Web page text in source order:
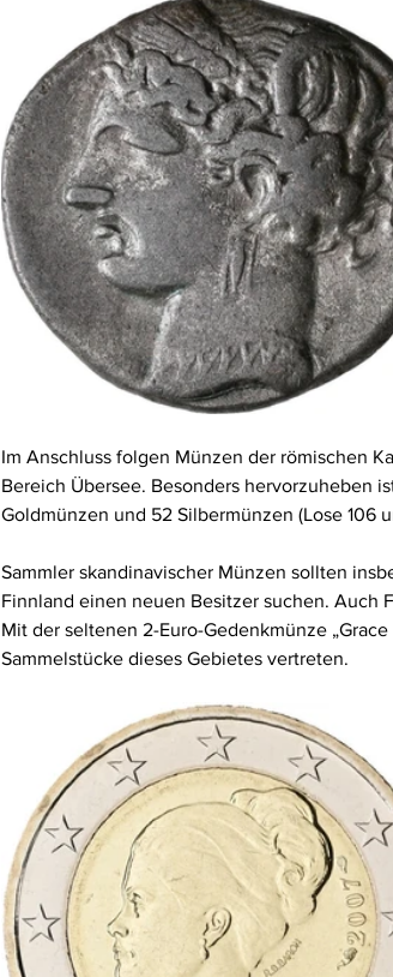
Im Anschluss folgen Münzen der römischen
Bereich Übersee. Besonders hervorzuheben
Goldmünzen und 52 Silbermünzen (Lose 106
Sammler skandinavischer Münzen sollten
Finnland einen neuen Besitzer suchen. Auch
Mit der seltenen 2-Euro-Gedenkmünze
Sammelstücke dieses Gebietes vertreten.